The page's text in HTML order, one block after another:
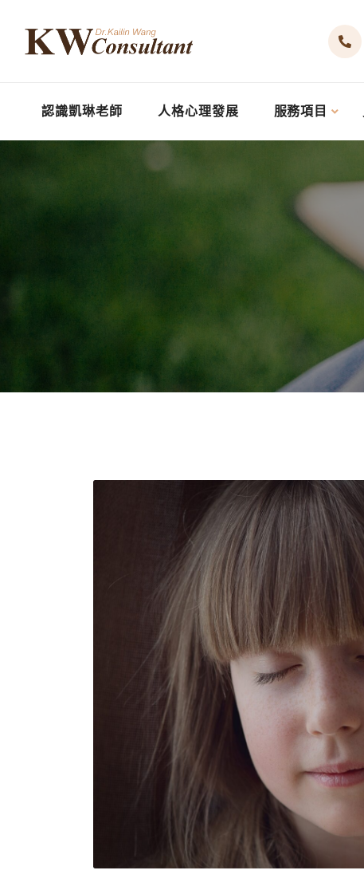
認識凱琳老師 人格心理發展 服務項目